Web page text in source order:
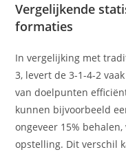
Vergelijkende
formaties
In vergelijking met
3, levert de 3-1-4-2
van doelpunten
kunnen bijvoorbeeld
ongeveer 15%
opstelling. Dit verschil